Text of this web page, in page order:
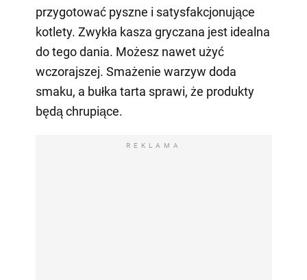
przygotować pyszne i satysfakcjonujące
kotlety. Zwykła kasza gryczana jest idealna
do tego dania. Możesz nawet użyć
wczorajszej. Smażenie warzyw doda
smaku, a bułka tarta sprawi, że produkty
będą chrupiące.
REKLAMA